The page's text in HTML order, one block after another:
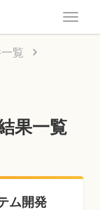
Toggle
覧
果一覧
ム開発